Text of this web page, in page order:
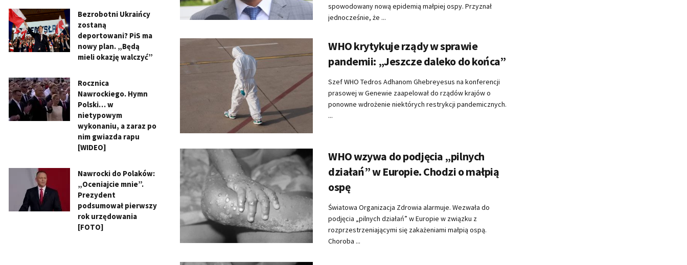
spowodowany nową epidemią małpiej ospy. Przyznał
jednocześnie, że ...
WHO krytykuje rządy w sprawie
pandemii: „Jeszcze daleko do końca”
Szef WHO Tedros Adhanom Ghebreyesus na konferencji
prasowej w Genewie zaapelował do rządów krajów o
ponowne wdrożenie niektórych restrykcji pandemicznych.
...
WHO wzywa do podjęcia „pilnych
działań” w Europie. Chodzi o małpią
ospę
Światowa Organizacja Zdrowia alarmuje. Wezwała do
podjęcia „pilnych działań” w Europie w związku z
rozprzestrzeniającymi się zakażeniami małpią ospą.
Choroba ...
Bezrobotni Ukraińcy
zostaną
deportowani? PiS ma
nowy plan. „Będą
mieli okazję walczyć”
Rocznica
Nawrockiego. Hymn
Polski… w
nietypowym
wykonaniu, a zaraz po
nim gwiazda rapu
[WIDEO]
Nawrocki do Polaków:
„Oceniajcie mnie”.
Prezydent
podsumował pierwszy
rok urzędowania
[FOTO]